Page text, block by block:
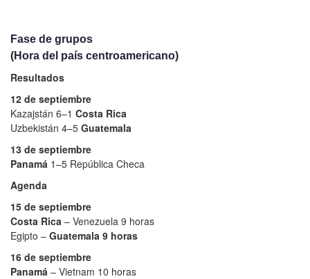
Fase de grupos
(Hora del país centroamericano)
Resultados
12 de septiembre
Kazajstán 6–1 Costa Rica
Uzbekistán 4–5 Guatemala
13 de septiembre
Panamá 1–5 República Checa
Agenda
15 de septiembre
Costa Rica – Venezuela 9 horas
Egipto – Guatemala 9 horas
16 de septiembre
Panamá – Vietnam 10 horas